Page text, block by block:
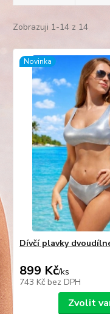
Zobrazuji 1-14 z 14
Novinka
Dívčí plavky
899 Kč/ks
743 Kč bez DPH
Zvolit